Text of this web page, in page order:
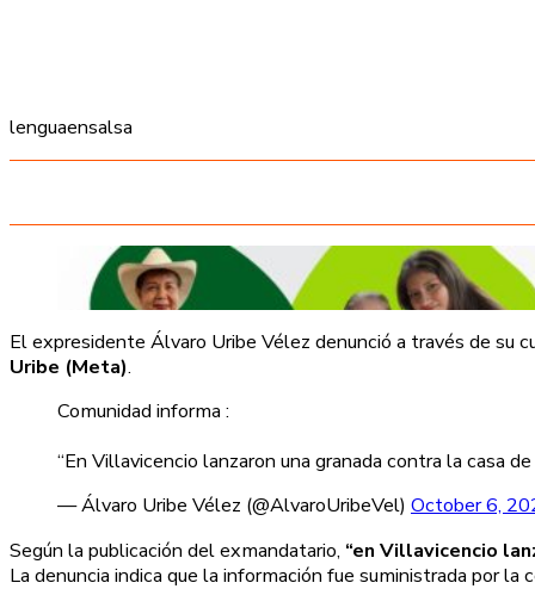
lenguaensalsa
El expresidente Álvaro Uribe Vélez denunció a través de
Uribe (Meta).
Comunidad informa :
“En Villavicencio lanzaron una granada contra la casa
— Álvaro Uribe Vélez (@AlvaroUribeVel) October 6,
Según la publicación del exmandatario, “en Villavicencio
La denuncia indica que la información fue suministrada por